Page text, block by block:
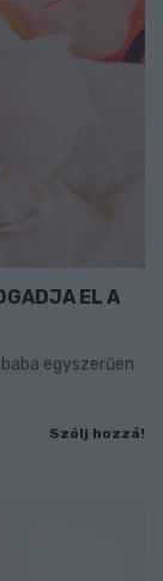
EL A
egyszerűen
Szólj hozzá!